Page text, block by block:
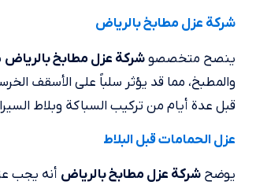
شركة عزل مطابخ بالرياض
ينصح متخصصوشركة عزل مطابخ بالرياض
والمطبخ، مما قد يؤثر سلباً على الأسقف
قبل عدة أيام من تركيب السباكة وبلاط
عزل الحمامات قبل البلاط
يوضح شركة عزل مطابخ بالرياض أنه يجب